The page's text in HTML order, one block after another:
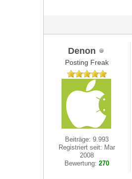
Denon
Posting Freak
Beiträge: 9.993
Registriert seit: Mar
2008
Bewertung:270